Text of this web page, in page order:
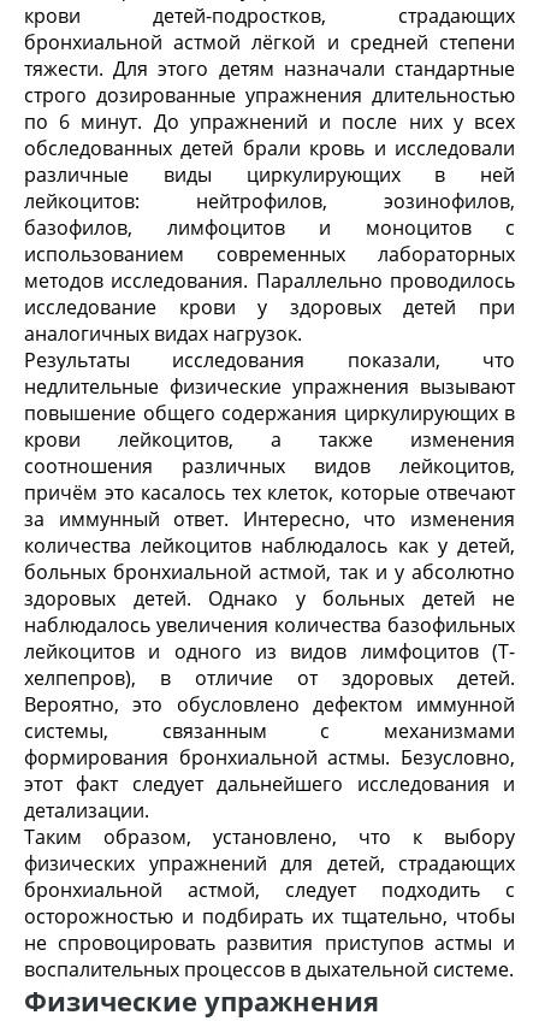
крови детей-подростков, страдающих
бронхиальной астмой лёгкой и средней степени
тяжести. Для этого детям назначали стандартные
строго дозированные упражнения длительностью
по 6 минут. До упражнений и после них у всех
обследованных детей брали кровь и исследовали
различные виды циркулирующих в ней
лейкоцитов: нейтрофилов, эозинофилов,
базофилов, лимфоцитов и моноцитов с
использованием современных лабораторных
методов исследования. Параллельно проводилось
исследование крови у здоровых детей при
аналогичных видах нагрузок.
Результаты исследования показали, что
недлительные физические упражнения вызывают
повышение общего содержания циркулирующих в
крови лейкоцитов, а также изменения
соотношения различных видов лейкоцитов,
причём это касалось тех клеток, которые отвечают
за иммунный ответ. Интересно, что изменения
количества лейкоцитов наблюдалось как у детей,
больных бронхиальной астмой, так и у абсолютно
здоровых детей. Однако у больных детей не
наблюдалось увеличения количества базофильных
лейкоцитов и одного из видов лимфоцитов (Т-
хелпепров), в отличие от здоровых детей.
Вероятно, это обусловлено дефектом иммунной
системы, связанным с механизмами
формирования бронхиальной астмы. Безусловно,
этот факт следует дальнейшего исследования и
детализации.
Таким образом, установлено, что к выбору
физических упражнений для детей, страдающих
бронхиальной астмой, следует подходить с
осторожностью и подбирать их тщательно, чтобы
не спровоцировать развития приступов астмы и
воспалительных процессов в дыхательной системе.
Физические упражнения